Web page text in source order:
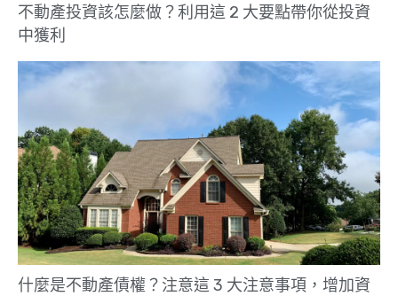
不動產投資該怎麼做？利用這 2 大要點帶你從投資
中獲利
什麼是不動產債權？注意這 3 大注意事項，增加資